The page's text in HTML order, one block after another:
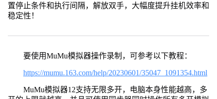
置停止条件和执行间隔，解放双手，大幅度提升挂机效率和
稳定性！
要使用MuMu模拟器操作录制，可参考以下教程：
https://mumu.163.com/help/20230601/35047_1091354.html
MuMu模拟器12支持无限多开，电脑本身性能越高，多